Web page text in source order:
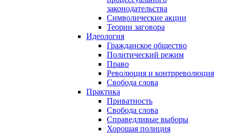
законодательства
Символические акции
Теории заговора
Идеология
Гражданское общество
Политический режим
Право
Революция и контрреволюция
Свобода слова
Практика
Приватность
Свобода слова
Справедливые выборы
Хорошая полиция